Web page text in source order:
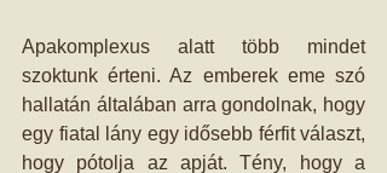
Apakomplexus alatt több mindet
szoktunk érteni. Az emberek eme szó
hallatán általában arra gondolnak, hogy
egy fiatal lány egy idősebb férfit választ,
hogy pótolja az apját. Tény, hogy a